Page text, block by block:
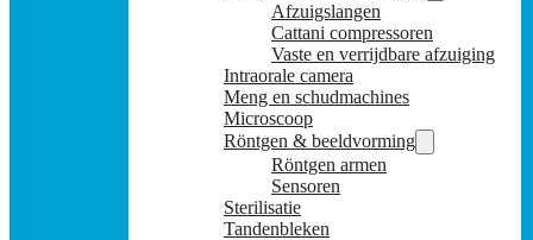
Afzuigslangen
Cattani compressoren
Vaste en verrijdbare afzuiging
Intraorale camera
Meng en schudmachines
Microscoop
Röntgen & beeldvorming
Röntgen armen
Sensoren
Sterilisatie
Tandenbleken